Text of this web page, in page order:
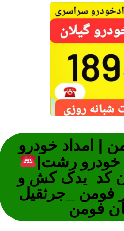
| امداد خودرو
خودرو رشت|
کد_یدک کش و
فومن _جرثقیل
فومن